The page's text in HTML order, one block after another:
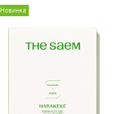
Новинка